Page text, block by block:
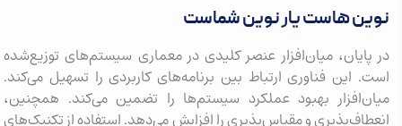
نوین هاست یار نوین شماست
در پایان، میان‌افزار عنصر کلیدی در معماری سیستم‌های توزیع‌شده
است. این فناوری ارتباط بین برنامه‌های کاربردی را تسهیل می‌کند.
میان‌افزار بهبود عملکرد سیستم‌ها را تضمین می‌کند. همچنین،
انعطاف‌پذیری و مقیاس‌پذیری را افزایش می‌دهد. استفاده از تکنیک‌های